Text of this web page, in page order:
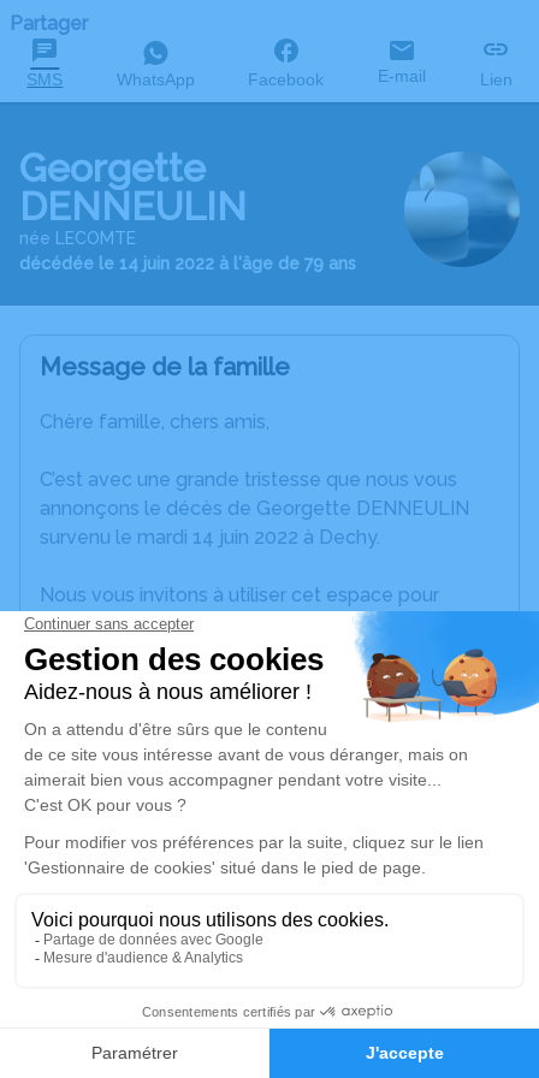
Faire-part Hommages
Partager
SMS WhatsApp Facebook E-mail Lien
Georgette
DENNEULIN
née LECOMTE
décédée le 14 juin 2022 à l'âge de 79 ans
Message de la famille
Chère famille, chers amis,
C’est avec une grande tristesse que nous vous
annonçons le décès de Georgette DENNEULIN
survenu le mardi 14 juin 2022 à Dechy.
Nous vous invitons à utiliser cet espace pour
laisser vos condoléances, partager des photos
souvenirs, une anecdote ou exprimer vos pensées
à travers des poèmes ou des textes. Cet endroit
est un lieu d'expression dédié à honorer la
mémoire de Georgette DENNEULIN.
Un service de plantation d’arbre hommage est
disponible ici.
Je rends hommage
Cérémonie religieuse
Eglise Saint Géry de Raimbeaucourt
77, Place Clemenceau